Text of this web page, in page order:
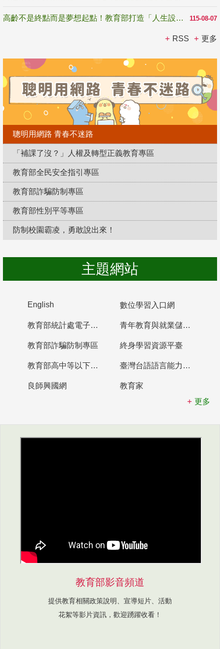
115-08-07
高齡不是終點而是夢想起點！教育部打造「人生設計夢工場」 參展第3屆高齡健康產業博覽會
RSS 更多
聰明用網路 青春不迷路
「補課了沒？」人權及轉型正義教育專區
教育部全民安全指引專區
教育部詐騙防制專區
教育部性別平等專區
防制校園霸凌，勇敢說出來！
主題網站
English 數位學習入口網
教育部統計處電子書櫃 青年教育與就業儲蓄帳戶
教育部詐騙防制專區 終身學習資源平臺
教育部高中等以下學校及幼兒園教師資格檢定考試 臺灣台語語言能力認證網站
良師興國網
教育家
更多
教育部影音頻道
提供教育相關政策說明、宣導短片、活動
花絮等影片資訊，歡迎踴躍收看！